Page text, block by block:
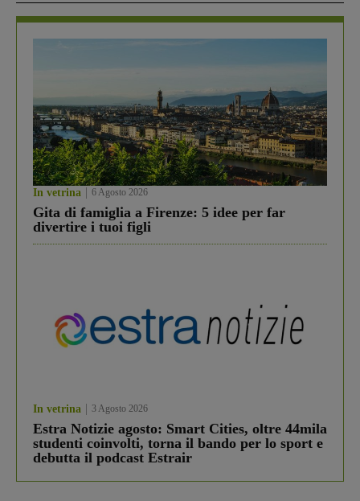
In vetrina 6 Agosto 2026
Gita di famiglia a Firenze: 5 idee per far
divertire i tuoi figli
In vetrina 3 Agosto 2026
Estra Notizie agosto: Smart Cities, oltre 44mila
studenti coinvolti, torna il bando per lo sport e
debutta il podcast Estrair